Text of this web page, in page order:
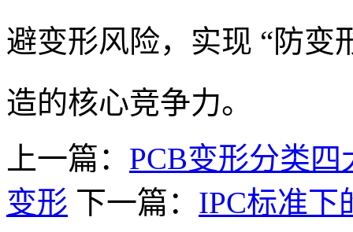
避变形风险，实现 “防变
造的核心竞争力。
上一篇： PCB变形分类
变形 下一篇： IPC标准下